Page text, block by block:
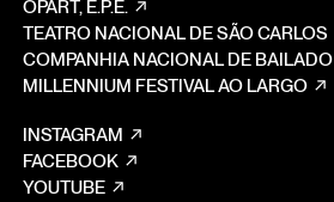
OPART, E.P.E.
TEATRO NACIONAL DE SÃO CARLOS
COMPANHIA NACIONAL DE BAILADO
MILLENNIUM FESTIVAL AO LARGO
INSTAGRAM
FACEBOOK
YOUTUBE